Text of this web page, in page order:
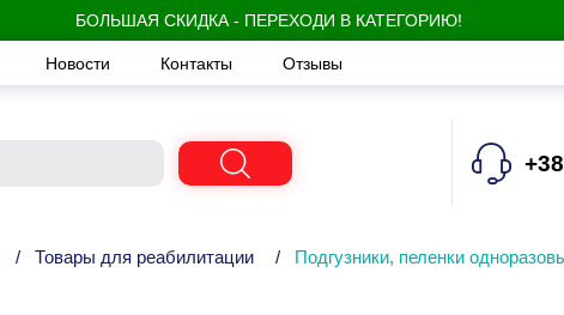
БОЛЬШАЯ СКИДКА - ПЕРЕХОДИ В КАТЕГОРИЮ!
Новости Контакты Отзывы
/ Товары для реабилитации / Подгузники, пеленки